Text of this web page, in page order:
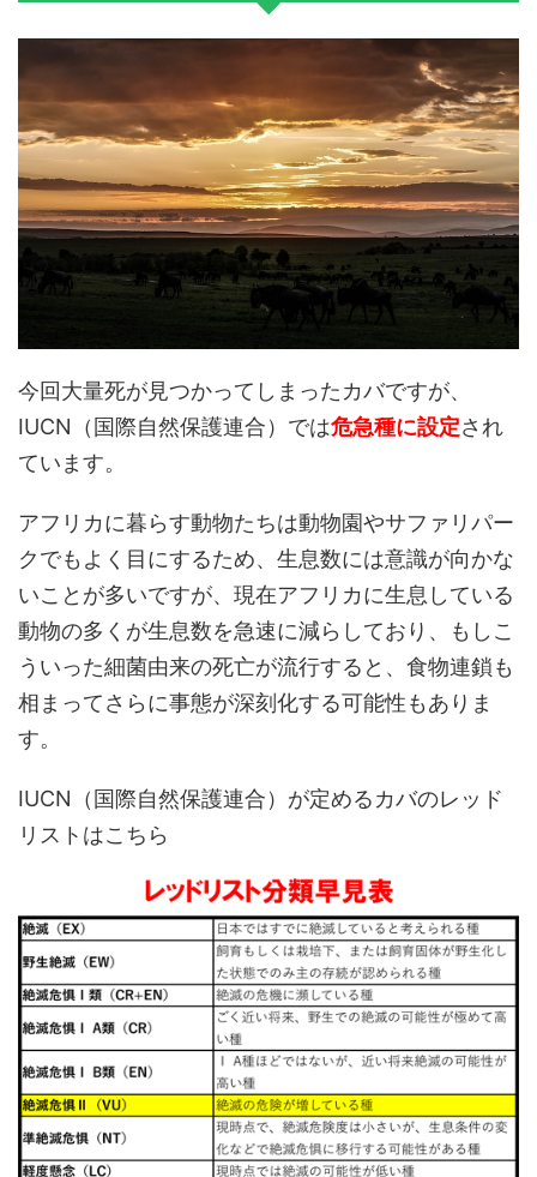
今回大量死が見つかってしまったカバですが、
IUCN（国際自然保護連合）では危急種に設定され
ています。
アフリカに暮らす動物たちは動物園やサファリパー
クでもよく目にするため、生息数には意識が向かな
いことが多いですが、現在アフリカに生息している
動物の多くが生息数を急速に減らしており、もしこ
ういった細菌由来の死亡が流行すると、食物連鎖も
相まってさらに事態が深刻化する可能性もありま
す。
IUCN（国際自然保護連合）が定めるカバのレッド
リストはこちら